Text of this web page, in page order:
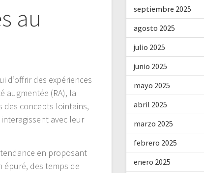
au
d’offrir des expériences
augmentée (RA), la
des concepts lointains,
avec leur
en proposant
épuré, des temps de
septiembre 2025
agosto 2025
julio 2025
junio 2025
mayo 2025
abril 2025
marzo 2025
febrero 2025
enero 2025